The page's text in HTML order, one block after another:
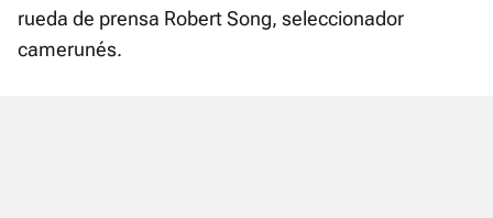
rueda de prensa Robert Song, seleccionador
camerunés.